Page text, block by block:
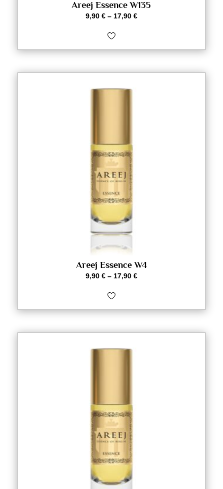
Areej Essence W135
9,90 €– 17,90 €
Areej Essence W4
9,90 €– 17,90 €